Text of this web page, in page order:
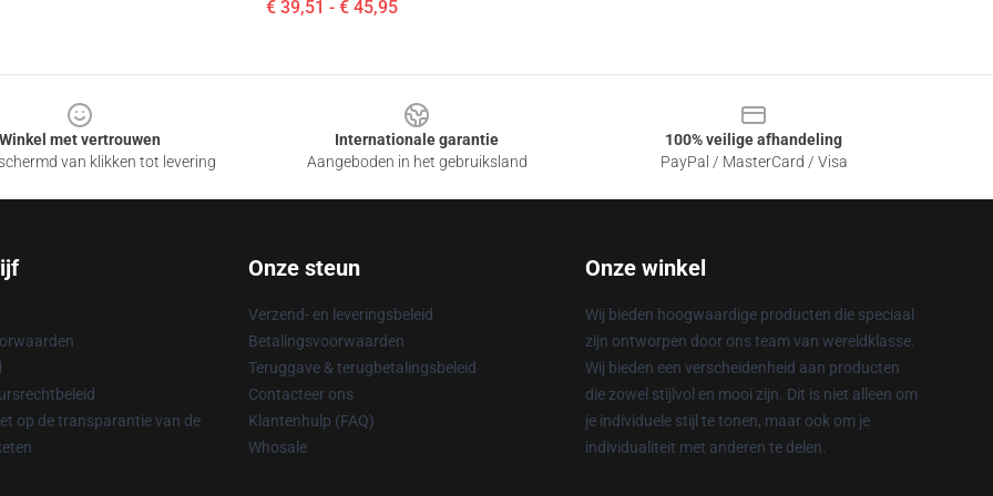
€ 39,51 - € 45,95
Winkel met vertrouwen
van klikken tot levering
Internationale garantie
Aangeboden in het gebruiksland
100% veilige afhandeling
PayPal / MasterCard / Visa
op de transparantie van de
Onze steun
Verzend- en leveringsbeleid
Betalingsvoorwaarden
Teruggave & terugbetalingsbeleid
Contacteer ons
Klantenhulp (FAQ)
Whosale
Onze winkel
Wij bieden hoogwaardige producten die speciaal
zijn ontworpen door ons team van wereldklasse.
Wij bieden een verscheidenheid aan producten
die zowel stijlvol en mooi zijn. Dit is niet alleen om
je individuele stijl te tonen, maar ook om je
individualiteit met anderen te delen.